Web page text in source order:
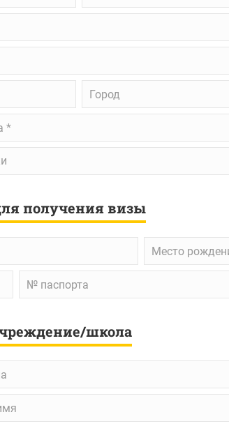
Город
получения визы
Место
рождения
№
паспорта
школа